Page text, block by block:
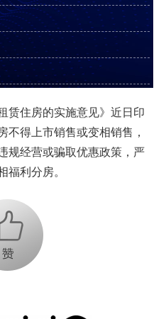
住房的实施意见》近日印
不得上市销售或变相销售，
规经营或骗取优惠政策，严
利分房。
+1